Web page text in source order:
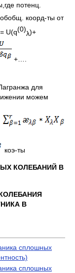
потенц.
коорд-ты от
U(q(0)
λ)+
+….
для
можем
коэ-ты
КОЛЕБАНИЙ В
В
сплошных
сплошных